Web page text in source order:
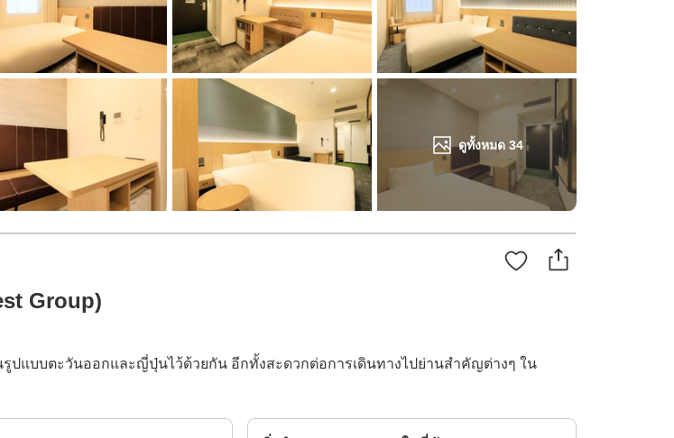
ดูทั้งหมด 34
Group)
ปแบบตะวันออกและญี่ปุ่นไว้ด้วยกัน อีกทั้งสะดวกต่อการเดินทางไปย่านสำคัญต่างๆ ใน